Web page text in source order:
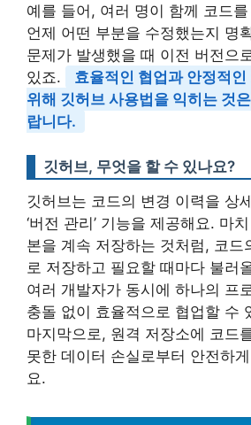
예를 들어, 여러 명이 함께 코드
언제 어떤 부분을 수정했는지 명
문제가 발생했을 때 이전 버전으
있죠.
효율적인 협업과 안정적
위해 깃허브 사용법을 익히는 것
랍니다.
깃허브, 무엇을 할 수 있나요?
깃허브는 코드의 변경 이력을 상
‘버전 관리’ 기능을 제공해요. 마
본을 계속 저장하는 것처럼, 코드
로 저장하고 필요할 때마다 불러
여러 개발자가 동시에 하나의 프
충돌 없이 효율적으로 협업할 수
마지막으로, 원격 저장소에 코드
못한 데이터 손실로부터 안전하
요.